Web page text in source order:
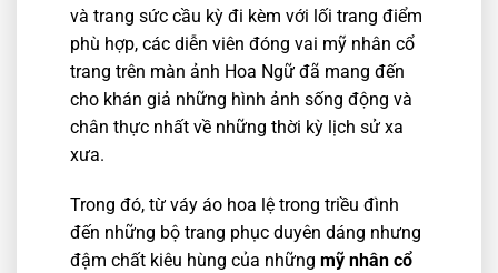
và trang sức cầu kỳ đi kèm với lối trang điểm
phù hợp, các diễn viên đóng vai mỹ nhân cổ
trang trên màn ảnh Hoa Ngữ đã mang đến
cho khán giả những hình ảnh sống động và
chân thực nhất về những thời kỳ lịch sử xa
xưa.
Trong đó, từ váy áo hoa lệ trong triều đình
đến những bộ trang phục duyên dáng nhưng
đậm chất kiêu hùng của những mỹ nhân cổ